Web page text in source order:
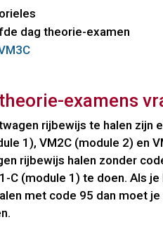
dag theorie-examen
examens
rijbewijs te halen zijn
1), VM2C (module 2) en
rijbewijs halen zonder
C (module 1) te doen. Als
met code 95 dan moet